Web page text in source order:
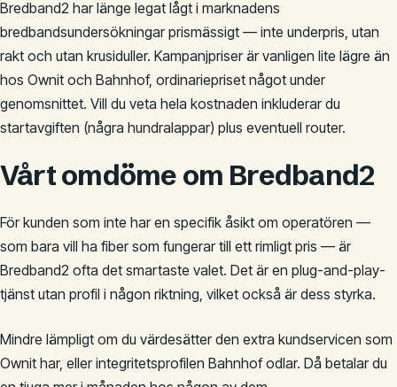
Bredband2 har länge legat lågt i marknadens
bredbandsundersökningar prismässigt — inte underpris, utan
rakt och utan krusiduller. Kampanjpriser är vanligen lite lägre än
hos Ownit och Bahnhof, ordinariepriset något under
genomsnittet. Vill du veta hela kostnaden inkluderar du
startavgiften (några hundralappar) plus eventuell router.
Vårt omdöme om Bredband2
För kunden som inte har en specifik åsikt om operatören —
som bara vill ha fiber som fungerar till ett rimligt pris — är
Bredband2 ofta det smartaste valet. Det är en plug-and-play-
tjänst utan profil i någon riktning, vilket också är dess styrka.
Mindre lämpligt om du värdesätter den extra kundservicen som
Ownit har, eller integritetsprofilen Bahnhof odlar. Då betalar du